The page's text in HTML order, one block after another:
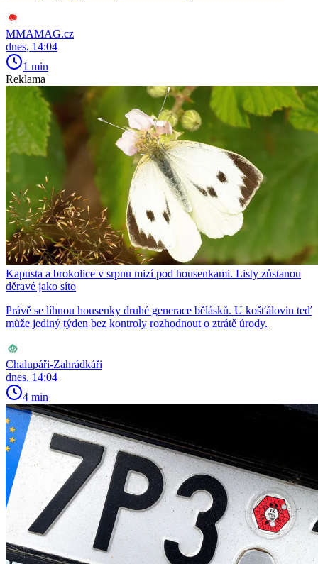
MMAMAG.cz
dnes, 14:04
1 min
Reklama
Kapusta a brokolice v srpnu mizí pod housenkami. Listy zůstanou
děravé jako síto
Právě se líhnou housenky druhé generace bělásků. U košťálovin teď
může jediný týden bez kontroly rozhodnout o ztrátě úrody.
Chalupáři-Zahrádkáři
dnes, 14:04
4 min